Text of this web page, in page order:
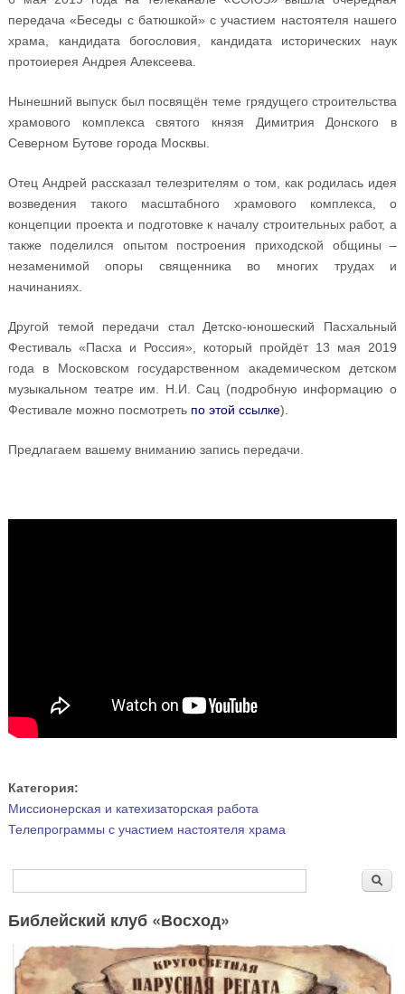
передача «Беседы с батюшкой» с участием настоятеля нашего
храма, кандидата богословия, кандидата исторических наук
протоиерея Андрея Алексеева.
Нынешний выпуск был посвящён теме грядущего строительства
храмового комплекса святого князя Димитрия Донского в
Северном Бутове города Москвы.
Отец Андрей рассказал телезрителям о том, как родилась идея
возведения такого масштабного храмового комплекса, о
концепции проекта и подготовке к началу строительных работ, а
также поделился опытом построения приходской общины –
незаменимой опоры священника во многих трудах и
начинаниях.
Другой темой передачи стал Детско-юношеский Пасхальный
Фестиваль «Пасха и Россия», который пройдёт 13 мая 2019
года в Московском государственном академическом детском
музыкальном театре им. Н.И. Сац (подробную информацию о
Фестивале можно посмотреть по этой ссылке).
Предлагаем вашему вниманию запись передачи.
Категория:
Миссионерская и катехизаторская работа
Телепрограммы с участием настоятеля храма
Форма поиска
Библейский клуб «Восход»